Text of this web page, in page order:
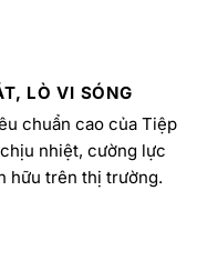
LÒ VI SÓNG
chuẩn cao của Tiệp
nhiệt, cường lực
hữu trên thị trường.